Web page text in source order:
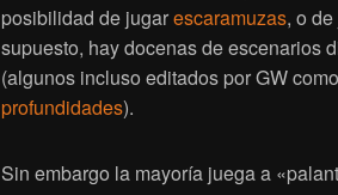
posibilidad de jugarescaramuzas, o
supuesto, hay docenas de escenarios
(algunos incluso editados por GW como
profundidades).
Sin embargo la mayoría juega a